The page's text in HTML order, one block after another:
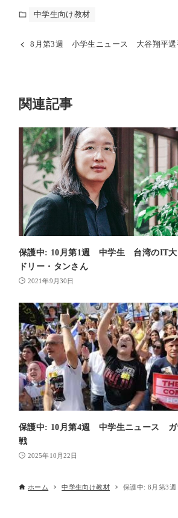
中学生向け教材
8月第3週 小学生ニュース 大谷翔平選
関連記事
保護中: 10月第1週 中学生 台湾のIT大
ドリー・タンさん
2021年9月30日
保護中: 10月第4週 中学生ニュース ガ
戦
2025年10月22日
ホーム 中学生向け教材 保護中: 8月第3